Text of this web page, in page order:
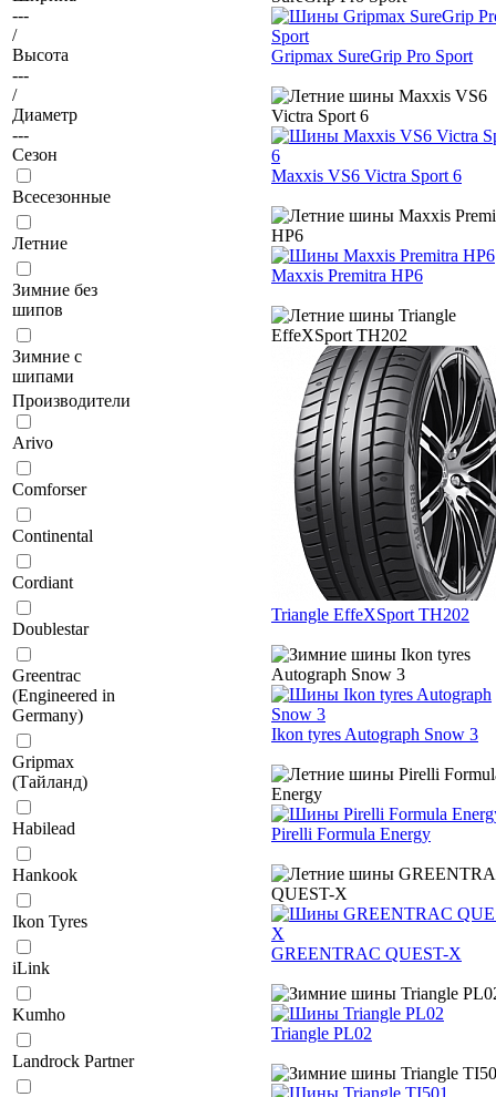
---
/
Высота
---
/
Диаметр
---
Сезон
Всесезонные
Летние
Зимние без
шипов
Зимние с
шипами
Производители
Arivo
Comforser
Continental
Cordiant
Doublestar
Greentrac
(Engineered in
Germany)
Gripmax
(Тайланд)
Habilead
Hankook
Ikon Tyres
iLink
Kumho
Landrock Partner
Gripmax SureGrip Pro Sport
Maxxis VS6 Victra Sport 6
Maxxis Premitra HP6
Triangle EffeXSport TH202
Ikon tyres Autograph Snow 3
Pirelli Formula Energy
GREENTRAC QUEST-X
Triangle PL02